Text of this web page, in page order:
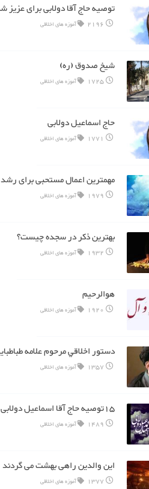
توصیه حاج آقا دولابی برای عزیز
2196 آموزه های اخلاقی
شیخ صدوق (ره)
1725 آموزه های اخلاقی
حاج اسماعیل دولابی
1771 آموزه های اخلاقی
مهمترین اعمال مستحبی برای رشد
1979 آموزه های اخلاقی
بهترین ذکر در سجده چیست؟
1932 آموزه های اخلاقی
هوالرحیم
1920 آموزه های اخلاقی
دستور اخلاقي مرحوم علامه
1357 آموزه های اخلاقی
15توصیه حاج آقا اسماعیل دولابی برای سبک زندگی
1489 آموزه های اخلاقی
این والدین راهی بهشت می گردند
1377 آموزه های اخلاقی